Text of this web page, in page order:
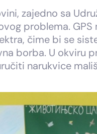
zajedno sa
problema.
čime bi se
borba. U okviru
narukvice